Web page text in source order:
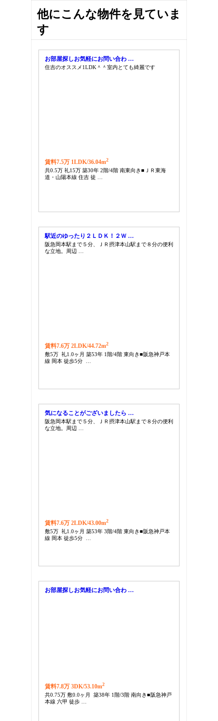
他にこんな物件を見ていま
す
お部屋探しお気軽にお問い合わ …
住吉のオススメ1LDK＾＾室内とても綺麗です
賃料7.5万 1LDK/36.04m2
共0.5万 礼15万 築30年 2階/4階 南東向き■ＪＲ東海
道・山陽本線 住吉 徒 …
駅近のゆったり２ＬＤＫ！２Ｗ …
阪急岡本駅まで５分、ＪＲ摂津本山駅まで８分の便利
な立地。周辺 …
賃料7.6万 2LDK/44.72m2
敷5万 礼1.0ヶ月 築53年 1階/4階 東向き■阪急神戸本
線 岡本 徒歩5分 …
気になることがございましたら …
阪急岡本駅まで５分、ＪＲ摂津本山駅まで８分の便利
な立地。周辺 …
賃料7.6万 2LDK/43.00m2
敷5万 礼1.0ヶ月 築53年 3階/4階 東向き■阪急神戸本
線 岡本 徒歩5分 …
お部屋探しお気軽にお問い合わ …
賃料7.8万 3DK/53.10m2
共0.75万 敷0.0ヶ月 築38年 1階/3階 南向き■阪急神戸
本線 六甲 徒歩 …